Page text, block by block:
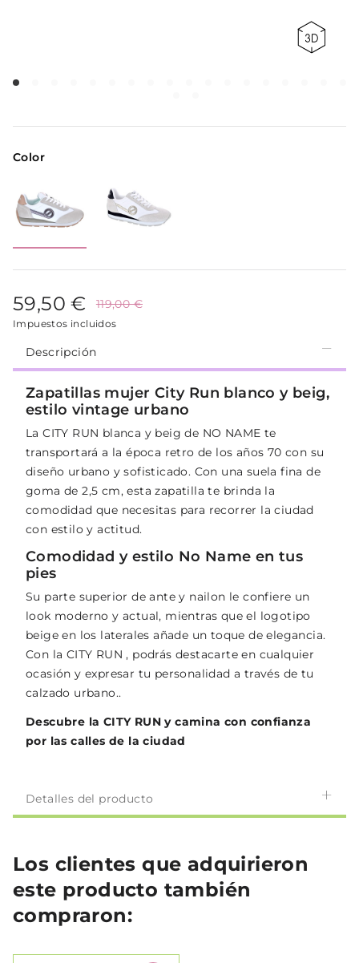
Color
59,50 € 119,00 €
Impuestos incluidos
Descripción
Zapatillas mujer City Run blanco y beig,
estilo vintage urbano
La CITY RUN blanca y beig de NO NAME te
transportará a la época retro de los años 70 con su
diseño urbano y sofisticado. Con una suela fina de
goma de 2,5 cm, esta zapatilla te brinda la
comodidad que necesitas para recorrer la ciudad
con estilo y actitud.
Comodidad y estilo No Name en tus
pies
Su parte superior de ante y nailon le confiere un
look moderno y actual, mientras que el logotipo
beige en los laterales añade un toque de elegancia.
Con la CITY RUN , podrás destacarte en cualquier
ocasión y expresar tu personalidad a través de tu
calzado urbano..
Descubre la CITY RUN y camina con confianza
por las calles de la ciudad
Detalles del producto
Los clientes que adquirieron
este producto también
compraron: